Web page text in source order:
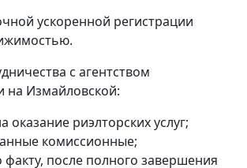
ускоренной регистрации
с агентством
на Измайловской:
оказание риэлторских услуг;
комиссионные;
факту, после полного завершения